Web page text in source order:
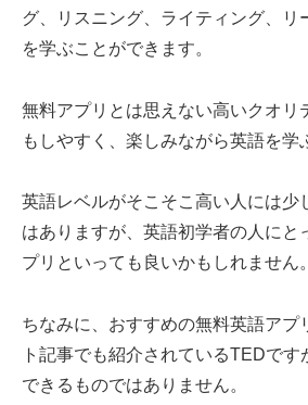
グ、リスニング、ライティング、リ
を学ぶことができます。
無料アプリとは思えない高いクオリ
もしやすく、楽しみながら英語を学
英語レベルがそこそこ高い人には少
はありますが、英語初学者の人にと
プリといっても良いかもしれません。
ちなみに、おすすめの無料英語アプ
ト記事でも紹介されているTEDで
できるものではありません。